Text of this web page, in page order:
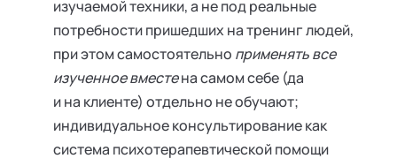
изучаемой техники, а не под реальные
потребности пришедших на тренинг людей,
при этом самостоятельно применять все
изученное вместена самом себе (да
и на клиенте) отдельно не обучают;
индивидуальное консультирование как
система психотерапевтической помощи